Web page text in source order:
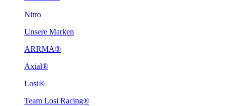
Nitro
Unsere Marken
ARRMA®
Axial®
Losi®
Team Losi Racing®